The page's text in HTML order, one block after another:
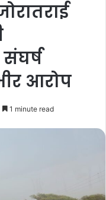
आरोप
1 minute read